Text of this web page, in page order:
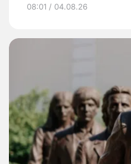
08:01 / 04.08.26